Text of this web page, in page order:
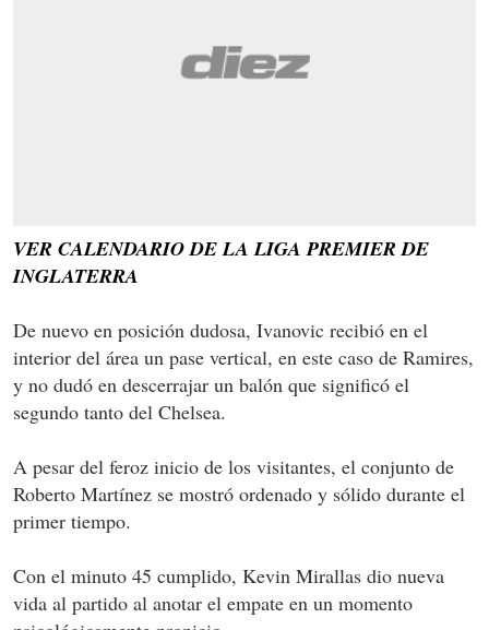
VER CALENDARIO DE LA LIGA PREMIER DE
INGLATERRA
De nuevo en posición dudosa, Ivanovic recibió en el
interior del área un pase vertical, en este caso de Ramires,
y no dudó en descerrajar un balón que significó el
segundo tanto del Chelsea.
A pesar del feroz inicio de los visitantes, el conjunto de
Roberto Martínez se mostró ordenado y sólido durante el
primer tiempo.
Con el minuto 45 cumplido, Kevin Mirallas dio nueva
vida al partido al anotar el empate en un momento